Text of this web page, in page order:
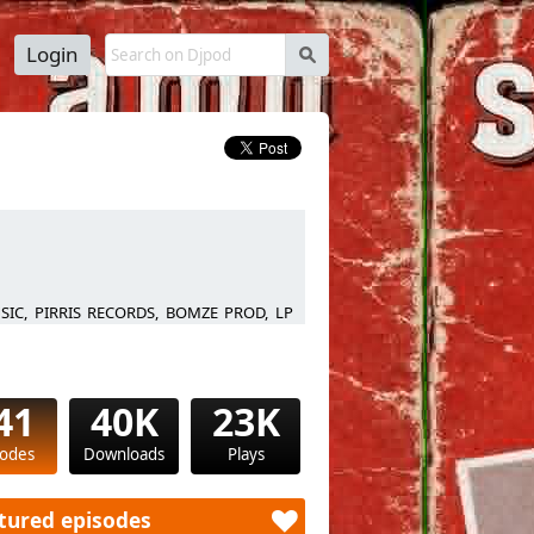
s
Login
PIRRIS RECORDS, BOMZE PROD, LP
40K
Downloads
23K
Plays
episodes